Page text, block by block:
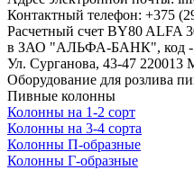
Контактный телефон: +375
Расчетный счет BY80 ALFA
в ЗАО "АЛЬФА-БАНК", код -
Ул. Сурганова, 43-47 220013
Оборудование для розлива
Пивные колонны
Колонны на 1-2 сорт
Колонны на 3-4 сорта
Колонны П-образные
Колонны Г-образные